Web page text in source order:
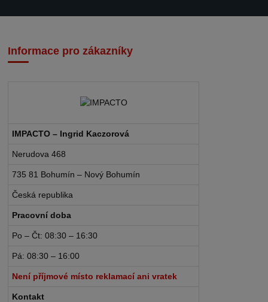
Informace pro zákazníky
IMPACTO – Ingrid Kaczorová
Nerudova 468
735 81 Bohumín – Nový Bohumín
Česká republika
Pracovní doba
Po – Čt: 08:30 – 16:30
Pá: 08:30 – 16:00
Není příjmové místo reklamací ani vratek
Kontakt